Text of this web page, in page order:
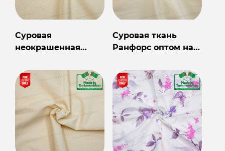
Суровая
неокрашенная
Суровая ткань
Ранфорс оптом на
Туркменистана